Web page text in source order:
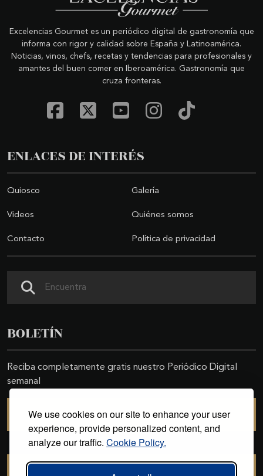
We use cookies on our site to enhance your user
experience, provide personalized content, and
analyze our traffic. Cookie Policy.
Excelencias Gourmet es un periódico digital de gastronomía que
informa con rigor y calidad sobre España y Latinoamérica.
Noticias, vinos, chefs, recetas y tendencias para profesionales y
amantes del buen comer en Iberoamérica. Gastronomía que
cruza fronteras.
ENLACES DE INTERÉS
Quiosco Galería
Videos Quiénes somos
Contacto Política de privacidad
BOLETÍN
Reciba completamente gratis nuestro Periódico Digital
semanal
SUSCRIBIRSE